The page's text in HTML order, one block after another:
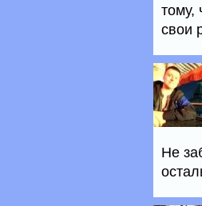
тому,
свои
Не